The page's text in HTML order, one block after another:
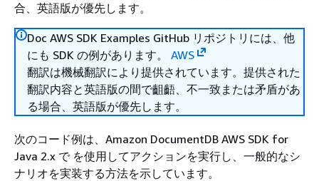
合、英語版が優先します。
Doc AWS SDK Examples GitHub リポジトリには、他
にも SDK の例があります。 AWS
翻訳は機械翻訳により提供されています。提供された
翻訳内容と英語版の間で齟齬、不一致または矛盾があ
る場合、英語版が優先します。
次のコード例は、Amazon DocumentDB AWS SDK for
Java 2.x で を使用してアクションを実行し、一般的なシ
ナリオを実装する方法を示しています。